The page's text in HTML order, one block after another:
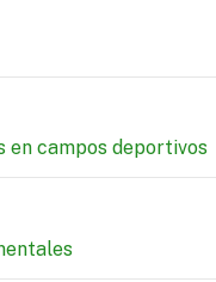
en campos deportivos